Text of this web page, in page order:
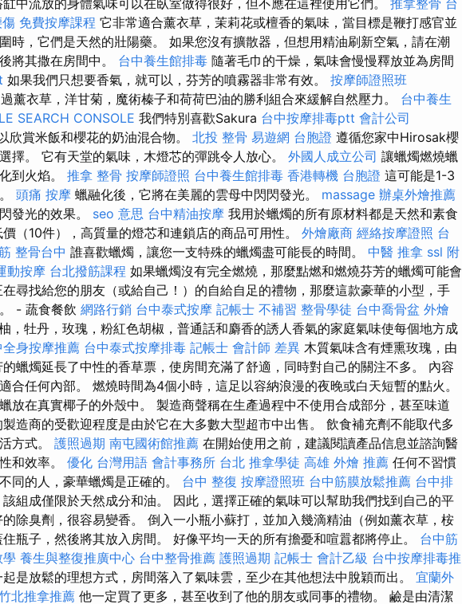
傷 免費按摩課程 它非常適合薰衣草，茉莉花或檀香的氣味，當目標是鞭打感官並
時，它們是天然的壯陽藥。 如果您沒有擴散器，但想用精油刷新空氣，請在潮
將其撒在房間中。 台中養生館排毒 隨著毛巾的干燥，氣味會慢慢釋放並為房間
如果我們只想要香氣，就可以，芬芳的噴霧器非常有效。 按摩師證照班
薰衣草，洋甘菊，魔術榛子和荷荷巴油的勝利組合來緩解自然壓力。 台中養生
SEARCH CONSOLE 我們特別喜歡Sakura 台中按摩排毒ptt 會計公司
賞米飯和櫻花的奶油混合物。 北投 整骨 易遊網 台胞證 遵循您家中Hirosak櫻
擇。 它有天堂的氣味，木燈芯的彈跳令人放心。 外國人成立公司 讓蠟燭燃燒蠟
到火焰。 推拿 整骨 按摩師證照 台中養生館排毒 香港轉機 台胞證 這可能是1-3
頭痛 按摩 蠟融化後，它將在美麗的雲母中閃閃發光。 massage 辦桌外燴推薦
發光的效果。 seo 意思 台中精油按摩 我用於蠟燭的所有原材料都是天然和素食
（10件），高質量的燈芯和連鎖店的商品可用性。 外燴廠商 經絡按摩證照 台
整骨台中 誰喜歡蠟燭，讓您一支特殊的蠟燭盡可能長的時間。 中醫 推拿 ssl 附
動按摩 台北撥筋課程 如果蠟燭沒有完全燃燒，那麼點燃和燃燒芬芳的蠟燭可能會
尋找給您的朋友（或給自己！）的自給自足的禮物，那麼這款豪華的小型，手
- 蔬食餐飲 網路行銷 台中泰式按摩 記帳士 不補習 整骨學徒 台中喬骨盆 外燴
，牡丹，玫瑰，粉紅色胡椒，普通話和麝香的誘人香氣的家庭氣味使每個地方成
全身按摩推薦 台中泰式按摩排毒 記帳士 會計師 差異 木質氣味含有煙熏玫瑰，由
蠟燭延長了中性的香草票，使房間充滿了舒適，同時對自己的關注不多。 內容
合任何內部。 燃燒時間為4個小時，這足以容納浪漫的夜晚或白天短暫的點火。
放在真實椰子的外殼中。 製造商聲稱在生產過程中不使用合成部分，甚至味道
造商的受歡迎程度是由於它在大多數大型超市中出售。 飲食補充劑不能取代多
方式。 護照過期 南屯國術館推薦 在開始使用之前，建議閱讀產品信息並諮詢醫
和效率。 優化 台灣用語 會計事務所 台北 推拿學徒 高雄 外燴 推薦 任何不習慣
同的人，豪華蠟燭是正確的。 台中 整復 按摩證照班 台中筋膜放鬆推薦 台中排
組成僅限於天然成分和油。 因此，選擇正確的氣味可以幫助我們找到自己的平
除臭劑，很容易變香。 倒入一小瓶小蘇打，並加入幾滴精油（例如薰衣草，桉
瓶子，然後將其放入房間。 好像平均一天的所有擔憂和喧囂都將停止。 台中筋
學 養生與整復推廣中心 台中整骨推薦 護照過期 記帳士 會計乙級 台中按摩排毒推
是放鬆的理想方式，房間落入了氣味雲，至少在其他想法中脫穎而出。 宜蘭外
北推拿推薦 他一定買了更多，甚至收到了他的朋友或同事的禮物。 鹼是由清潔